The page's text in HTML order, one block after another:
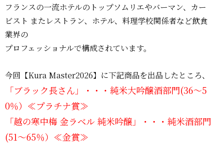
フランスの一流ホテルのトップソムリエやバーマン、カー
ビスト またレストラン、ホテル、料理学校関係者など飲食
業界の
プロフェッショナルで構成されています。
今回【Kura Master2026】に下記商品を出品したところ、
「ブラック長さん」・・・純米大吟醸酒部門(36～5
0％）≪プラチナ賞≫
「越の寒中梅 金ラベル 純米吟醸」・・・純米酒部門
(51～65％）≪金賞≫